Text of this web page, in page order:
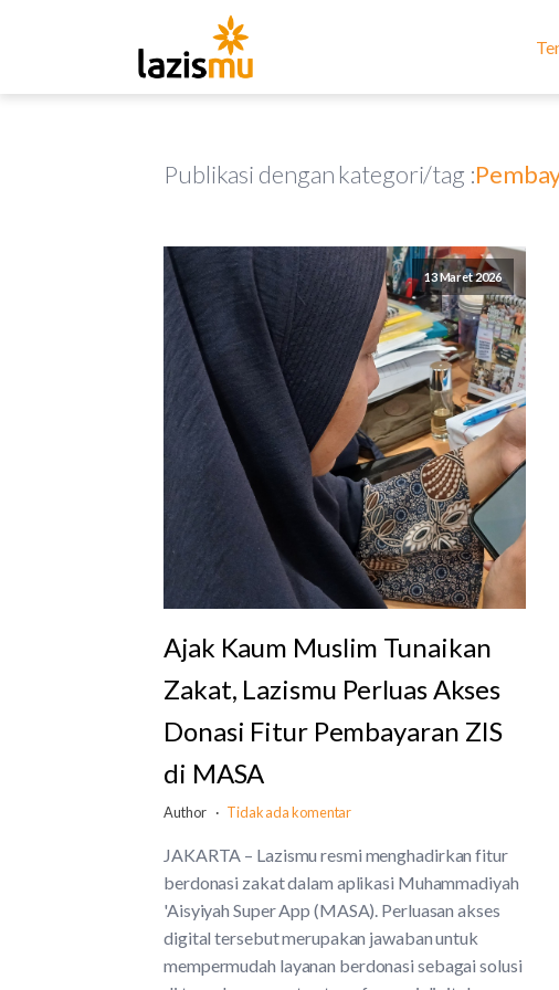
Publikasi dengan kategori/tag :
13 Maret 2026
Ajak Kaum Muslim Tunaikan
Zakat, Lazismu Perluas Akses
Donasi Fitur Pembayaran ZIS
di MASA
Author Tidak ada komentar
JAKARTA – Lazismu resmi menghadirkan fitur
berdonasi zakat dalam aplikasi Muhammadiyah
'Aisyiyah Super App (MASA). Perluasan akses
digital tersebut merupakan jawaban untuk
mempermudah layanan berdonasi sebagai solusi